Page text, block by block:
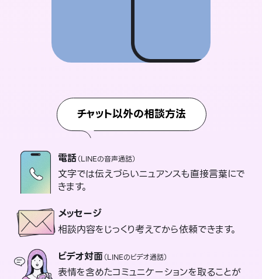
チャット以外の相談方法
電話（LINEの音声通話）
文字では伝えづらいニュアンスも直接言葉にで
きます。
メッセージ
相談内容をじっくり考えてから依頼できます。
ビデオ対面（LINEのビデオ通話）
表情を含めたコミュニケーションを取ることが